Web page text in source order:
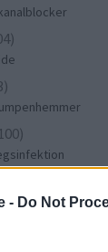
- Do Not
Mittel